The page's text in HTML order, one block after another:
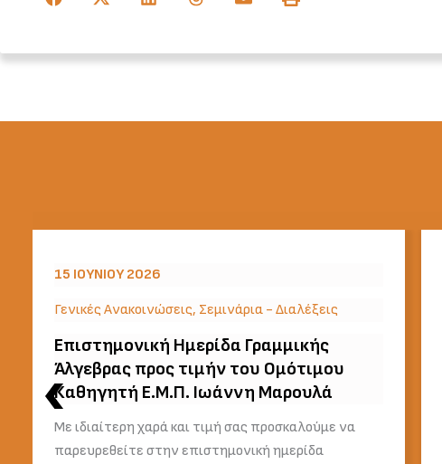
15 ΙΟΥΝΊΟΥ 2026
Γενικές Ανακοινώσεις, Σεμινάρια - Διαλέξεις
Επιστημονική Ημερίδα Γραμμικής
Άλγεβρας προς τιμήν του Ομότιμου
Καθηγητή Ε.Μ.Π. Ιωάννη Μαρουλά
Με ιδιαίτερη χαρά και τιμή σας προσκαλούμε να
παρευρεθείτε στην επιστημονική ημερίδα